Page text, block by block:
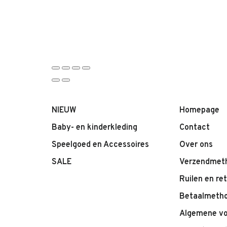
NIEUW
Baby- en kinderkleding
Speelgoed en Accessoires
SALE
Homepage
Contact
Over ons
Ruilen en
Algemene